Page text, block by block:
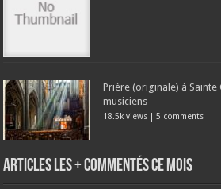
Prière (originale) à
musiciens
18.5k views |5 comments
Articles les + commentés ce mois